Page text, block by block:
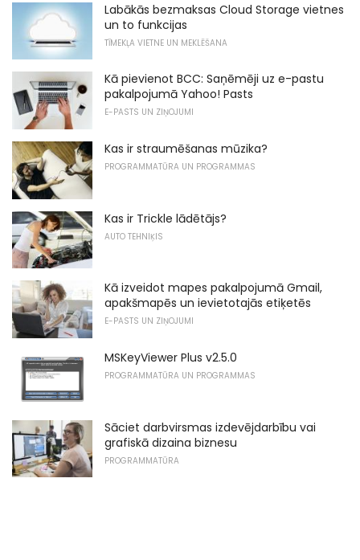
Labākās bezmaksas Cloud Storage vietnes
un to funkcijas
TĪMEKĻA VIETNE UN MEKLĒŠANA
Kā pievienot BCC: Saņēmēji uz e-pastu
pakalpojumā Yahoo! Pasts
E-PASTS UN ZIŅOJUMI
Kas ir straumēšanas mūzika?
PROGRAMMATŪRA UN PROGRAMMAS
Kas ir Trickle lādētājs?
AUTO TEHNIĶIS
Kā izveidot mapes pakalpojumā Gmail,
apakšmapēs un ievietotajās etiķetēs
E-PASTS UN ZIŅOJUMI
MSKeyViewer Plus v2.5.0
PROGRAMMATŪRA UN PROGRAMMAS
Sāciet darbvirsmas izdevējdarbību vai
grafiskā dizaina biznesu
PROGRAMMATŪRA